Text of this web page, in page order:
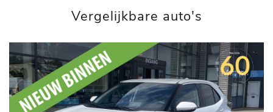
Vergelijkbare auto's